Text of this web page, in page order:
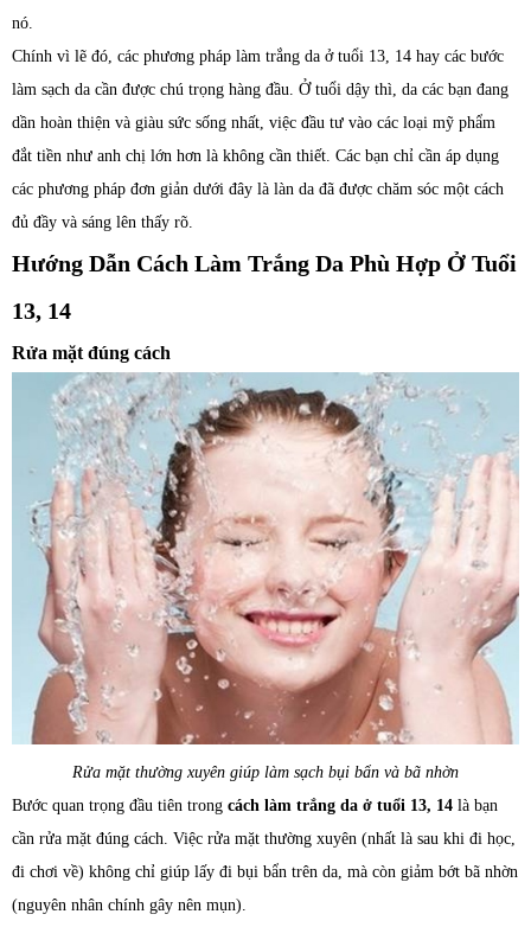
nó.
Chính vì lẽ đó, các phương pháp làm trắng da ở tuổi 13, 14 hay các bước
làm sạch da cần được chú trọng hàng đầu. Ở tuổi dậy thì, da các bạn đang
dần hoàn thiện và giàu sức sống nhất, việc đầu tư vào các loại mỹ phẩm
đắt tiền như anh chị lớn hơn là không cần thiết. Các bạn chỉ cần áp dụng
các phương pháp đơn giản dưới đây là làn da đã được chăm sóc một cách
đủ đầy và sáng lên thấy rõ.
Hướng Dẫn Cách Làm Trắng Da Phù Hợp Ở Tuổi
13, 14
Rửa mặt đúng cách
Rửa mặt thường xuyên giúp làm sạch bụi bẩn và bã nhờn
Bước quan trọng đầu tiên trong cách làm trắng da ở tuổi 13, 14 là bạn
cần rửa mặt đúng cách. Việc rửa mặt thường xuyên (nhất là sau khi đi học,
đi chơi về) không chỉ giúp lấy đi bụi bẩn trên da, mà còn giảm bớt bã nhờn
(nguyên nhân chính gây nên mụn).